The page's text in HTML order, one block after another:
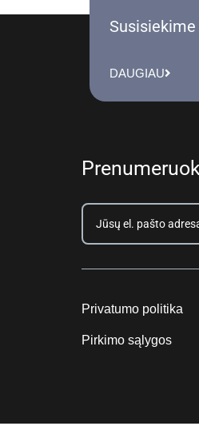
Susisiekime
DAUGIAU
Privatumo politika
Pirkimo sąlygos